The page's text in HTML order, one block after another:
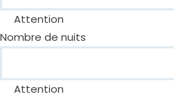
Attention
Nombre de nuits
Attention